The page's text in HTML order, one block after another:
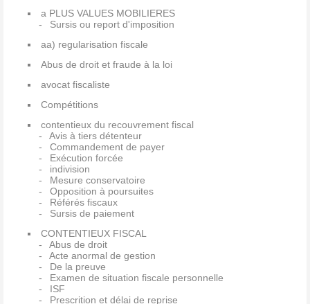
a PLUS VALUES MOBILIERES
Sursis ou report d'imposition
aa) regularisation fiscale
Abus de droit et fraude à la loi
avocat fiscaliste
Compétitions
contentieux du recouvrement fiscal
Avis à tiers détenteur
Commandement de payer
Exécution forcée
indivision
Mesure conservatoire
Opposition à poursuites
Référés fiscaux
Sursis de paiement
CONTENTIEUX FISCAL
Abus de droit
Acte anormal de gestion
De la preuve
Examen de situation fiscale personnelle
ISF
Prescrition et délai de reprise